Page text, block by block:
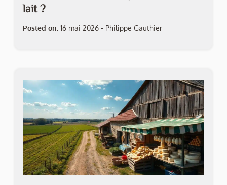
lait ?
Posted on: 16 mai 2026 - Philippe Gauthier